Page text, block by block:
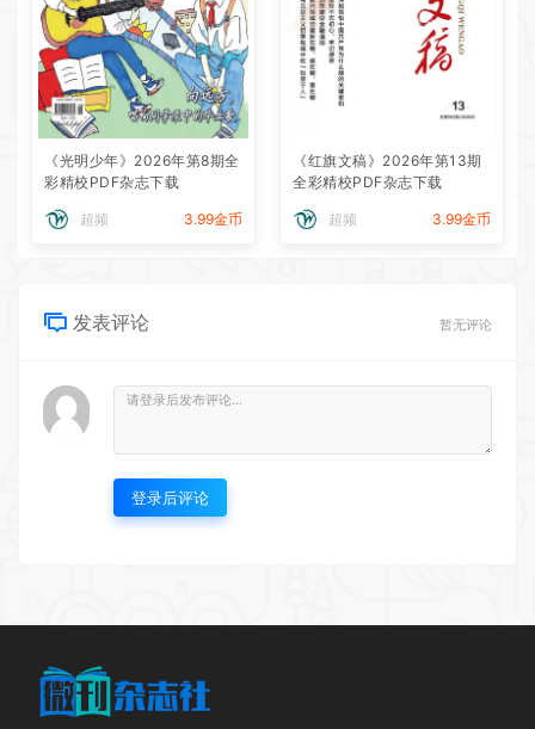
《光明少年》2026年第8期全
彩精校PDF杂志下载
超频 3.99金币
《红旗文稿》2026年第13期
全彩精校PDF杂志下载
超频 3.99金币
发表评论 暂无评论
登录后评论